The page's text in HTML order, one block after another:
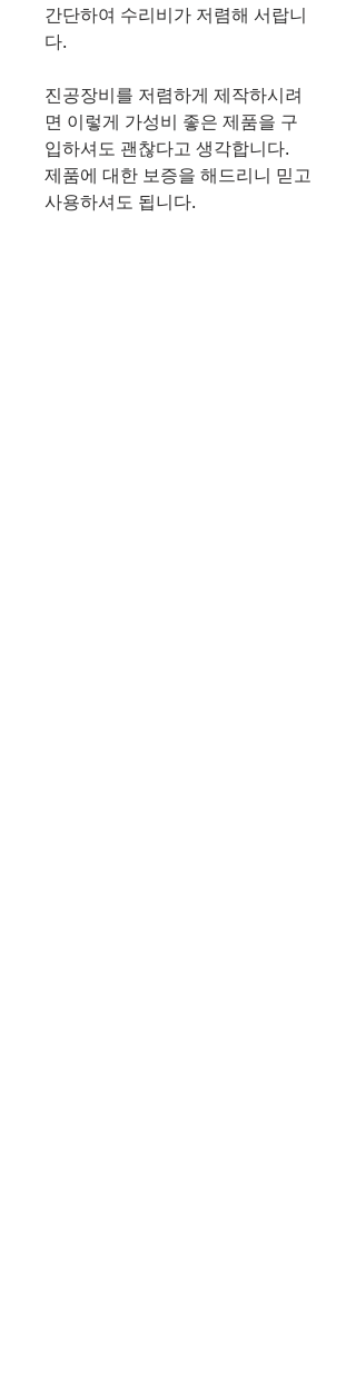
간단하여 수리비가 저렴해 서랍니
다.
진공장비를 저렴하게 제작하시려
면 이렇게 가성비 좋은 제품을 구
입하셔도 괜찮다고 생각합니다.
제품에 대한 보증을 해드리니 믿고
사용하셔도 됩니다.